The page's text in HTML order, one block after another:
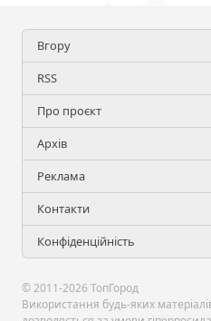
Вгору
RSS
Про проєкт
Архів
Реклама
Контакти
Конфіденційність
© 2011-2026 ТопГород
Використання будь-яких